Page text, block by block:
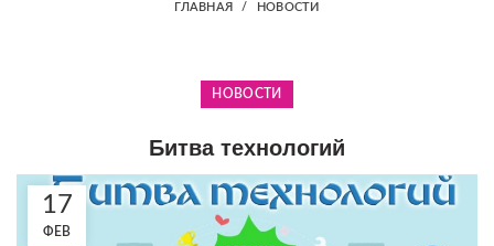
ГЛАВНАЯ НОВОСТИ
НОВОСТИ
Битва технологий
17
ФЕВ